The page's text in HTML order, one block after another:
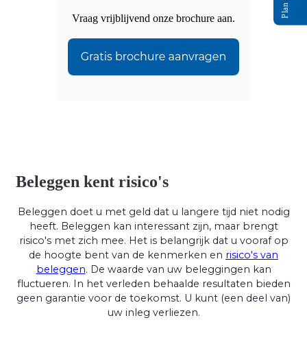
Vraag vrijblijvend onze brochure aan.
Beleggen kent risico's
Beleggen doet u met geld dat u langere tijd niet nodig
heeft. Beleggen kan interessant zijn, maar brengt
risico's met zich mee. Het is belangrijk dat u vooraf op
de hoogte bent van de kenmerken en risico's van
beleggen. De waarde van uw beleggingen kan
fluctueren. In het verleden behaalde resultaten bieden
geen garantie voor de toekomst. U kunt (een deel van)
uw inleg verliezen.